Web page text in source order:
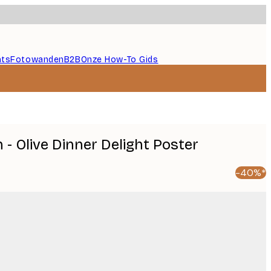
FotowandenB2BOnze How-To Gids
- Olive Dinner Delight Poster
-40%*